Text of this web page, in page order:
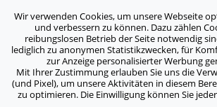
ASB Bonn/Rhein-Sieg/Eifel e.V.
bewegt Menschen
Demenzwoche - Welt-
Alzheimertag Hennef
Wir verwenden Cookies, um unsere Webseite
und verbessern zu können. Dazu zählen
reibungslosen Betrieb der Seite notwendig
lediglich zu anonymen Statistikzwecken, für
zur Anzeige personalisierter Werbung
Mit Ihrer Zustimmung erlauben Sie uns die
(und Pixel), um unsere Aktivitäten in diesem
zu optimieren. Die Einwilligung können Sie